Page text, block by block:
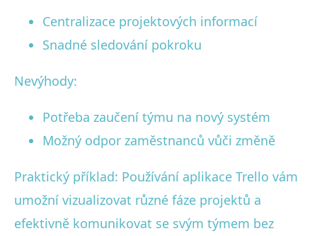
Centralizace projektových informací
Snadné sledování pokroku
Nevýhody:
Potřeba zaučení týmu na nový systém
Možný odpor zaměstnanců vůči změně
Praktický příklad: Používání aplikace Trello vám
umožní vizualizovat různé fáze projektů a
efektivně komunikovat se svým týmem bez